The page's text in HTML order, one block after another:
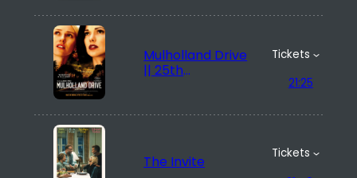
Mulholland Drive
|| 25th
Tickets
21:25
The Invite
Tickets